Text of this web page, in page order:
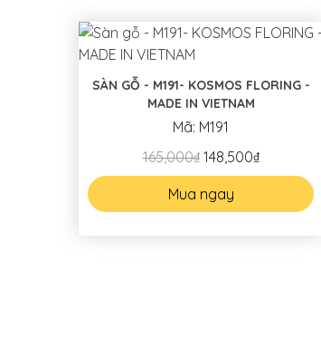
SÀN GỖ - M191- KOSMOS FLORING -
MADE IN VIETNAM
Mã: M191
165,000₫148,500₫
Mua ngay